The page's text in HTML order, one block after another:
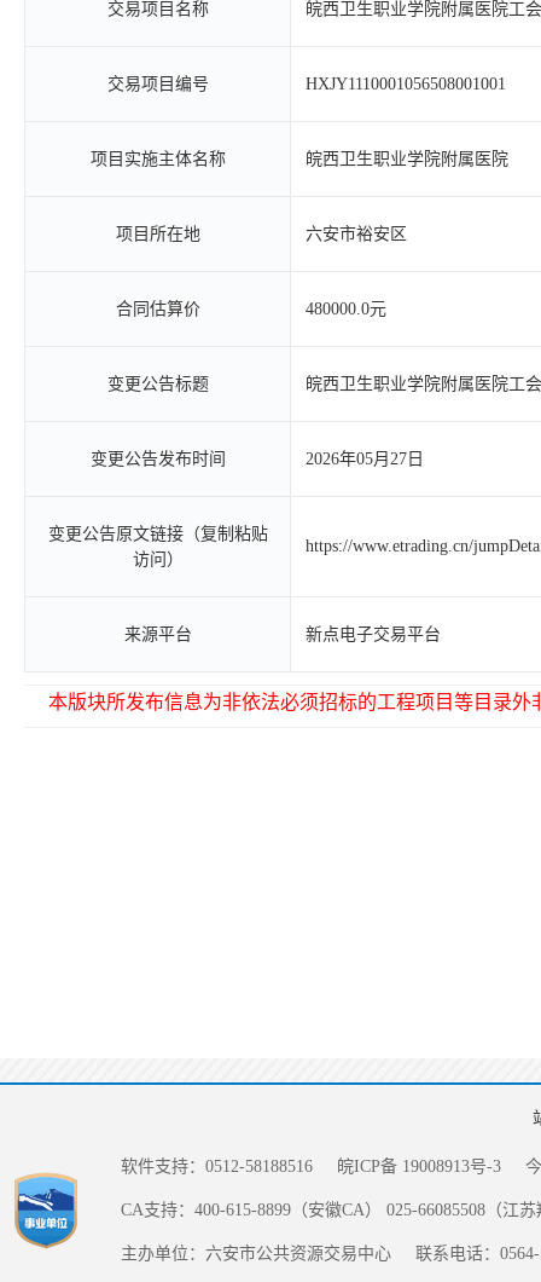
交易项目名称 皖西卫生职业学院附属医院工
交易项目编号 HXJY1110001056508001001
项目实施主体名称 皖西卫生职业学院附属医院
项目所在地 六安市裕安区
合同估算价 480000.0元
变更公告标题 皖西卫生职业学院附属医院工
变更公告发布时间 2026年05月27日
变更公告原文链接（复制粘贴
访问）
https://www.etrading.cn/
来源平台 新点电子交易平台
本版块所发布信息为非依法必须招标的工程项目等目录
软件支持：0512-58188516 皖ICP备 19008913号-3
CA支持：400-615-8899（安徽CA） 025-66085508（江
主办单位：六安市公共资源交易中心 联系电话：0564-